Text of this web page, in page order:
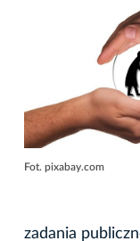
Fot. pixabay.com
zadania